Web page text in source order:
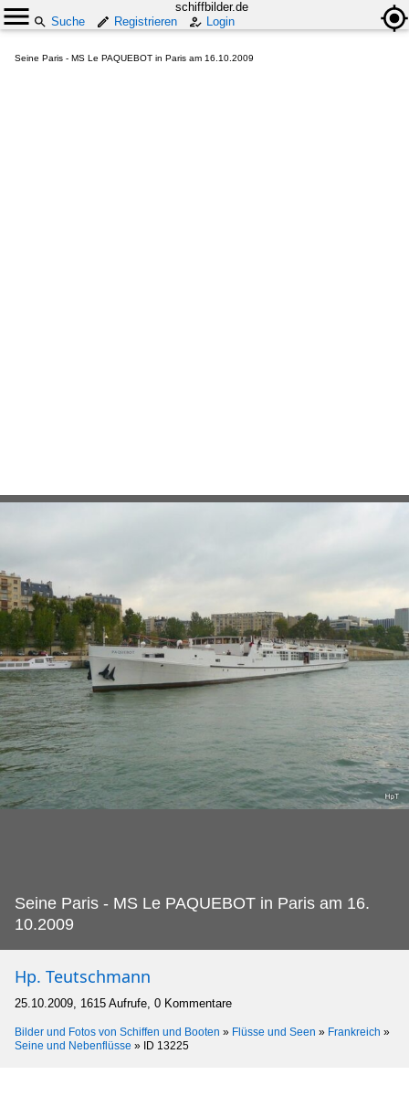
schiffbilder.de
Suche
Registrieren Login
Seine Paris - MS Le PAQUEBOT in Paris am 16.10.2009
Seine Paris - MS Le PAQUEBOT in Paris am 16.
10.2009
Hp. Teutschmann
25.10.2009, 1615 Aufrufe, 0 Kommentare
Bilder und Fotos von Schiffen und Booten » Flüsse und Seen » Frankreich »
Seine und Nebenflüsse » ID 13225